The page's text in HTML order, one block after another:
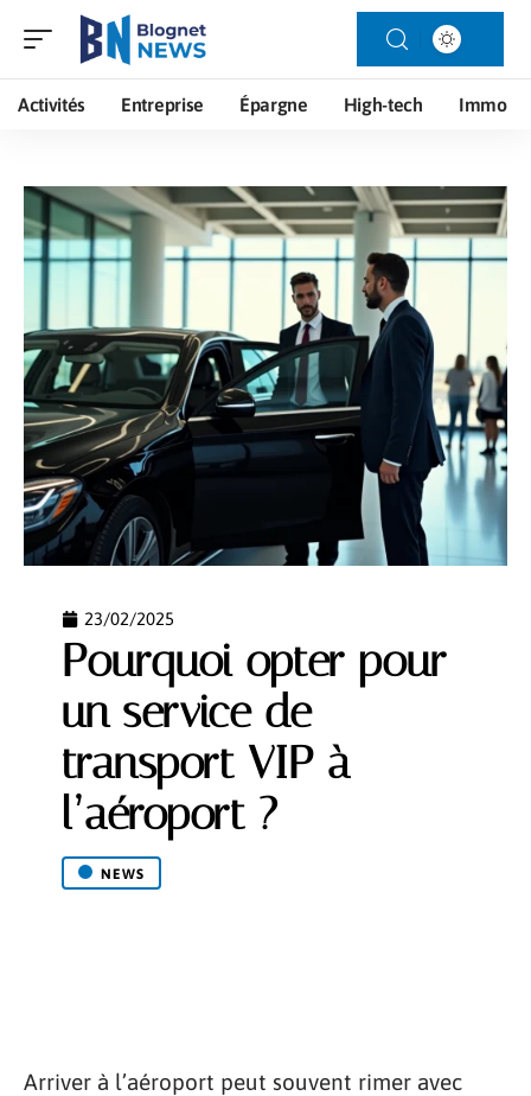
Activités Entreprise Épargne High-tech Immo
23/02/2025
Pourquoi opter pour
un service de
transport VIP à
l’aéroport ?
NEWS
Arriver à l’aéroport peut souvent rimer avec